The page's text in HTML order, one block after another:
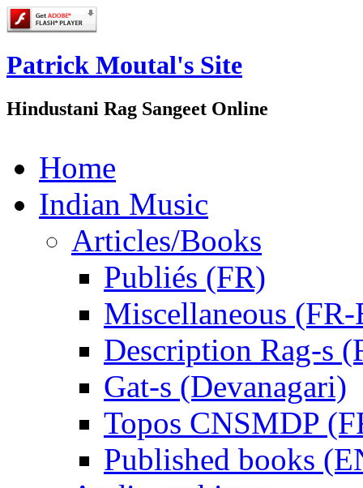
Patrick Moutal's Site
Hindustani Rag Sangeet Online
Home
Indian Music
Articles/Books
Publiés (FR)
Miscellaneous
Description Rag-s
Gat-s (Devanagari)
Topos CNSMDP
Published books